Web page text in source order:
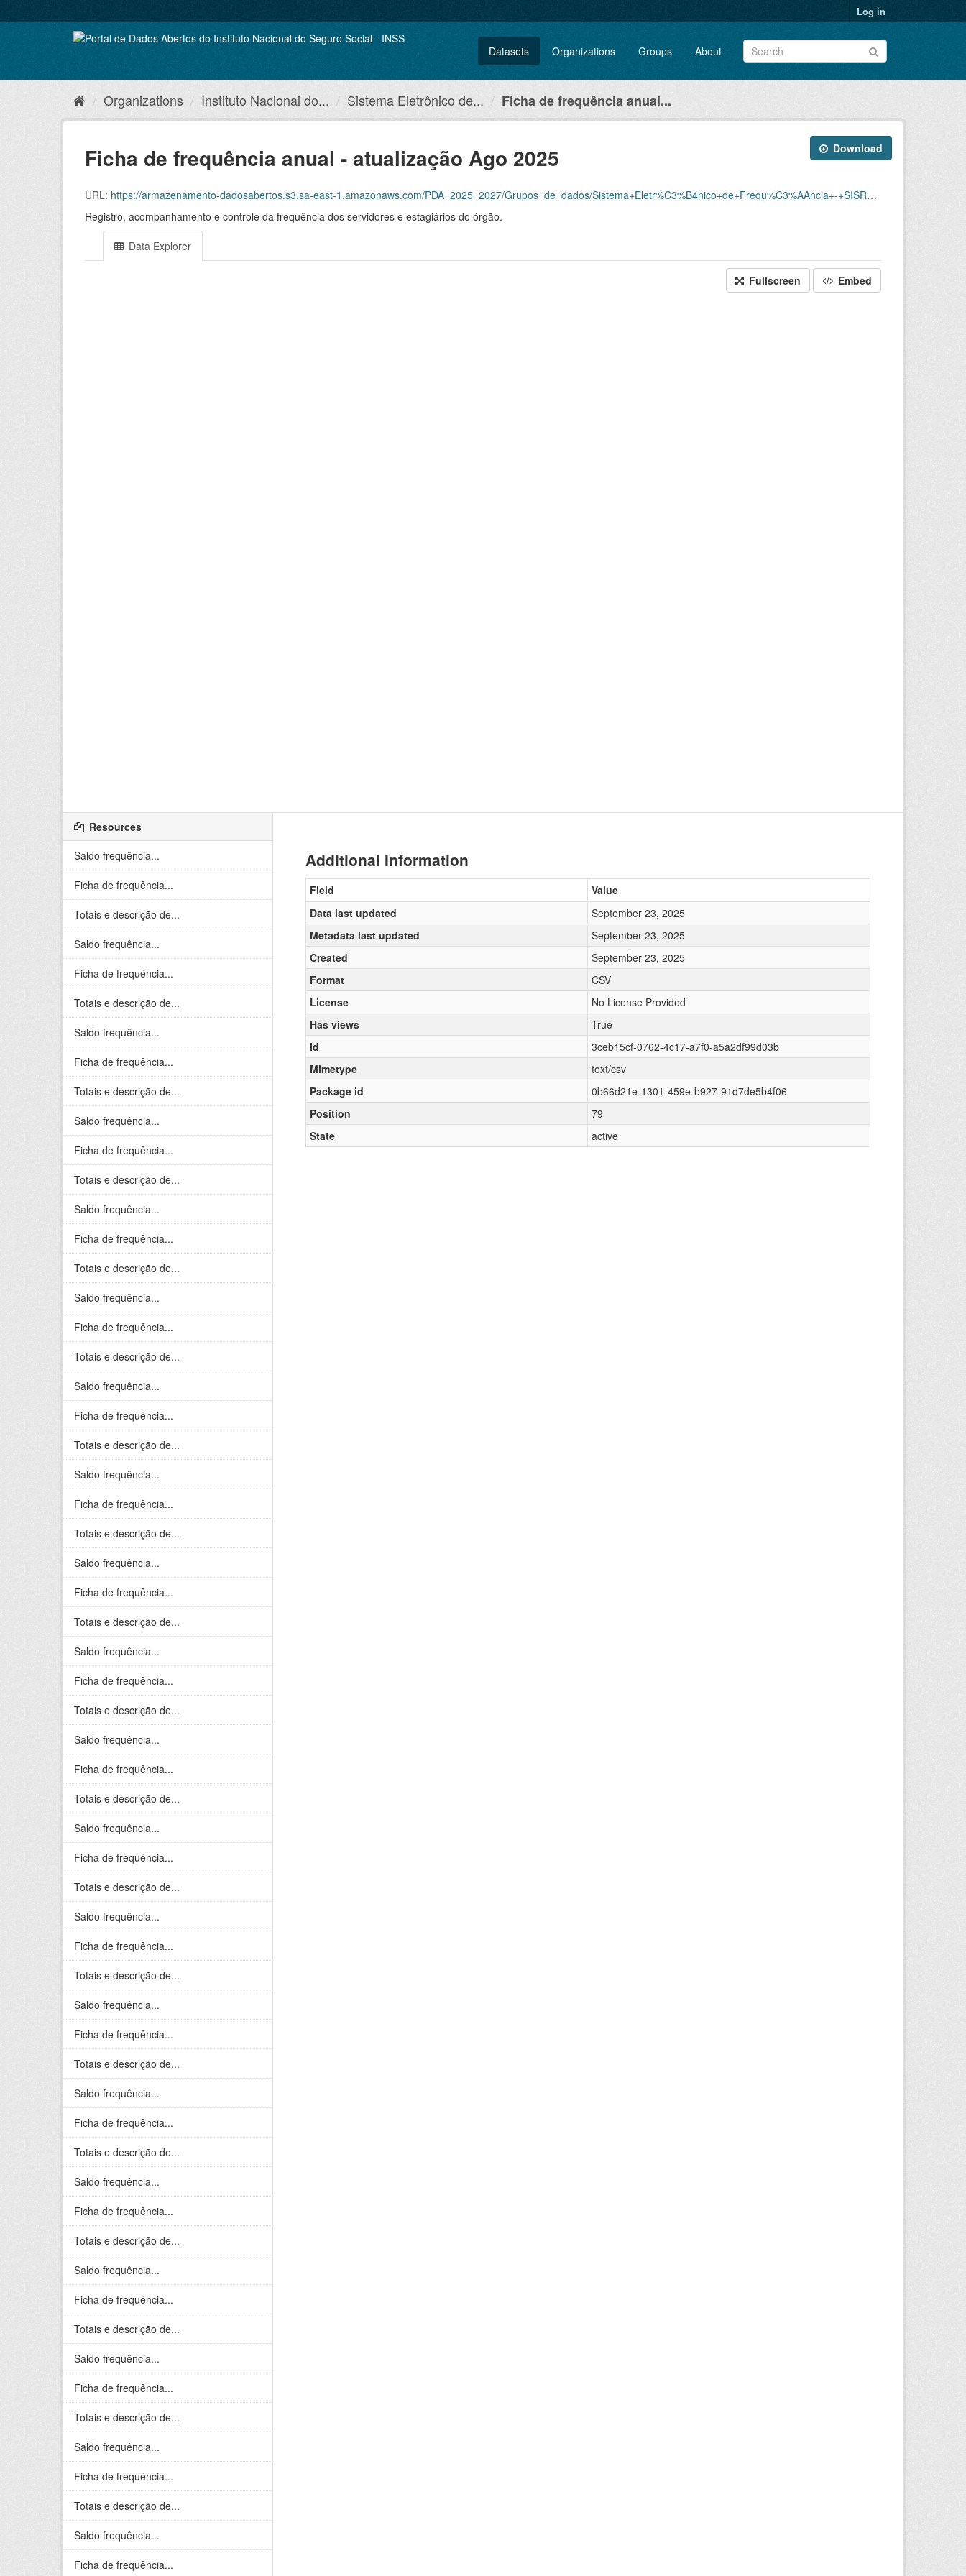
to
Log in
Datasets Organizations Groups About
Organizations Instituto Nacional do... Sistema Eletrônico de... Ficha de frequência anual...
Download
Ficha de frequência anual - atualização Ago 2025
URL: https://armazenamento-dadosabertos.s3.sa-east-1.amazonaws.com/PDA_2025_2027/Grupos_de_dados/Sistema+Eletr%C3%B4nico+de+Frequ%C3%AAncia+-+SISREF/D.SRF.FQS.003.ACSINSS.202508.csv
Registro, acompanhamento e controle da frequência dos servidores e estagiários do órgão.
Data Explorer
Fullscreen Embed
Resources
Saldo frequência...
Ficha de frequência...
Totais e descrição de...
Saldo frequência...
Ficha de frequência...
Totais e descrição de...
Saldo frequência...
Ficha de frequência...
Totais e descrição de...
Saldo frequência...
Ficha de frequência...
Totais e descrição de...
Saldo frequência...
Ficha de frequência...
Totais e descrição de...
Saldo frequência...
Ficha de frequência...
Totais e descrição de...
Saldo frequência...
Ficha de frequência...
Totais e descrição de...
Saldo frequência...
Ficha de frequência...
Totais e descrição de...
Saldo frequência...
Ficha de frequência...
Totais e descrição de...
Saldo frequência...
Ficha de frequência...
Totais e descrição de...
Saldo frequência...
Ficha de frequência...
Totais e descrição de...
Saldo frequência...
Ficha de frequência...
Totais e descrição de...
Saldo frequência...
Ficha de frequência...
Totais e descrição de...
Saldo frequência...
Ficha de frequência...
Totais e descrição de...
Saldo frequência...
Ficha de frequência...
Totais e descrição de...
Saldo frequência...
Ficha de frequência...
Totais e descrição de...
Saldo frequência...
Ficha de frequência...
Totais e descrição de...
Saldo frequência...
Ficha de frequência...
Totais e descrição de...
Saldo frequência...
Ficha de frequência...
Totais e descrição de...
Saldo frequência...
Ficha de frequência...
Additional Information
Field
Value
Data last updated
September 23, 2025
Metadata last updated
September 23, 2025
Created
September 23, 2025
Format
CSV
License
No License Provided
Has views
True
Id
3ceb15cf-0762-4c17-a7f0-a5a2df99d03b
Mimetype
text/csv
Package id
0b66d21e-1301-459e-b927-91d7de5b4f06
Position
79
State
active